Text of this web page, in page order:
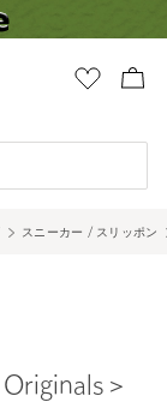
スニーカー / スリッポン
＞